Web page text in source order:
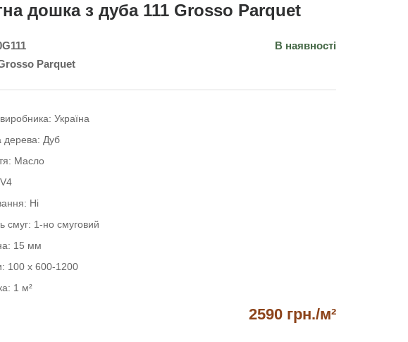
дошка з дуба 111 Grosso Parquet
В наявності
Parquet
Україна
дерева: Дуб
Масло
V4
Ні
смуг: 1-но смуговий
15 мм
100 x 600-1200
1 м²
2590 грн./м²